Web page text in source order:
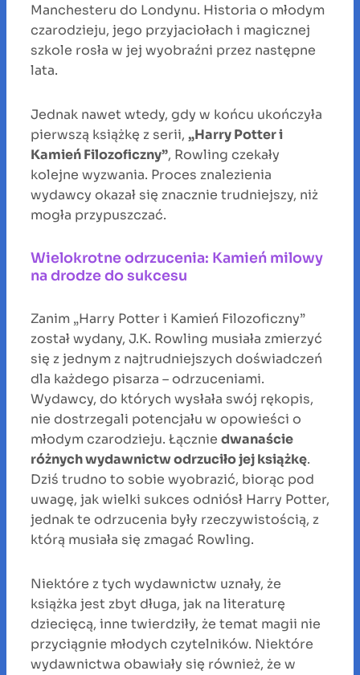
Manchesteru do Londynu. Historia o młodym
czarodzieju, jego przyjaciołach i magicznej
szkole rosła w jej wyobraźni przez następne
lata.
Jednak nawet wtedy, gdy w końcu ukończyła
pierwszą książkę z serii, „Harry Potter i
Kamień Filozoficzny”, Rowling czekały
kolejne wyzwania. Proces znalezienia
wydawcy okazał się znacznie trudniejszy, niż
mogła przypuszczać.
Wielokrotne odrzucenia: Kamień milowy
na drodze do sukcesu
Zanim „Harry Potter i Kamień Filozoficzny”
został wydany, J.K. Rowling musiała zmierzyć
się z jednym z najtrudniejszych doświadczeń
dla każdego pisarza – odrzuceniami.
Wydawcy, do których wysłała swój rękopis,
nie dostrzegali potencjału w opowieści o
młodym czarodzieju. Łącznie dwanaście
różnych wydawnictw odrzuciło jej książkę.
Dziś trudno to sobie wyobrazić, biorąc pod
uwagę, jak wielki sukces odniósł Harry Potter,
jednak te odrzucenia były rzeczywistością, z
którą musiała się zmagać Rowling.
Niektóre z tych wydawnictw uznały, że
książka jest zbyt długa, jak na literaturę
dziecięcą, inne twierdziły, że temat magii nie
przyciągnie młodych czytelników. Niektóre
wydawnictwa obawiały się również, że w